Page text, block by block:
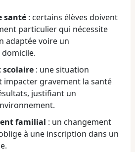
santé: certains élèves doivent
particulier qui nécessite
adaptée voire un
scolaire: une situation
impacter gravement la santé
justifiant un
familial : un changement
à une inscription dans un